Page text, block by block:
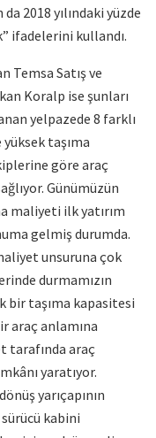
2018 yılındaki yüzde
ifadelerini kullandı.
Temsa Satış ve
Koralp ise şunları
yelpazede 8 farklı
taşıma
göre araç
Günümüzün
maliyeti ilk yatırım
gelmiş durumda.
unsuruna çok
durmamızın
bir taşıma kapasitesi
araç anlamına
tarafında araç
yaratıyor.
yarıçapının
kabini